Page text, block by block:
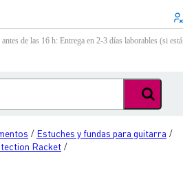
de las 16 h: Entrega en 2-3 días laborables (si
/ Estuches y fundas para guitarra /
Racket /